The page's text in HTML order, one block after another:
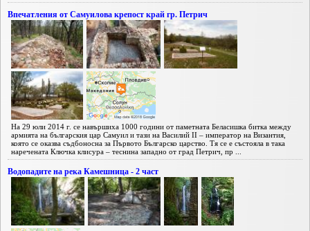
Впечатления от Самуилова крепост край гр. Петрич
На 29 юли 2014 г. се навършиха 1000 години от паметната Беласишка битка между
армията на българския цар Самуил и тази на Василий II – император на Византия,
която се оказва съдбоносна за Първото Българско царство. Тя се е състояла в така
наречената Ключка клисура – теснина западно от град Петрич, пр ...
Водопадите на река Камешница - 2 част